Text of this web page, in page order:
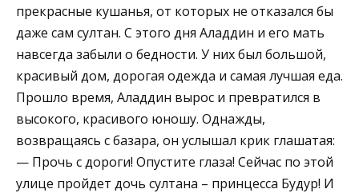
прекрасные кушанья, от которых не отказался бы
даже сам султан. С этого дня Аладдин и его мать
навсегда забыли о бедности. У них был большой,
красивый дом, дорогая одежда и самая лучшая еда.
Прошло время, Аладдин вырос и превратился в
высокого, красивого юношу. Однажды,
возвращаясь с базара, он услышал крик глашатая:
— Прочь с дороги! Опустите глаза! Сейчас по этой
улице пройдет дочь султана – принцесса Будур! И